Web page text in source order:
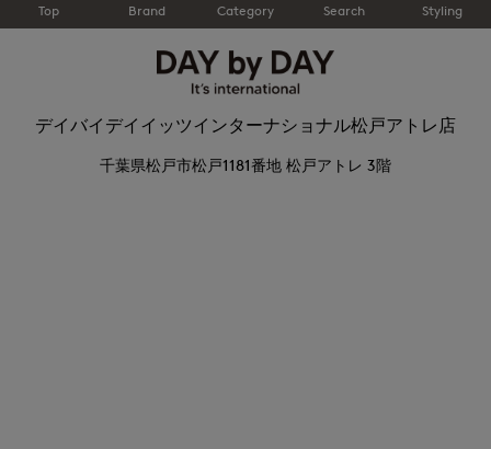
Top Brand Category Search Styling
デイバイデイイッツインターナショナル松戸アトレ店
千葉県松戸市松戸1181番地 松戸アトレ 3階